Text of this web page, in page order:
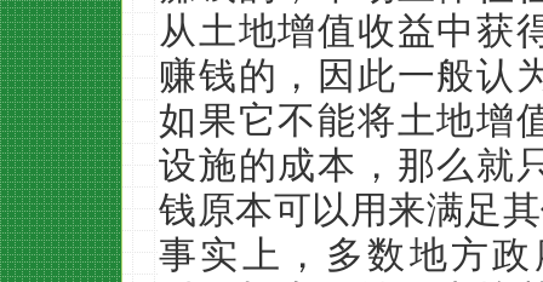
从土地增值收益中获
赚钱的，因此一般认
如果它不能将土地增
设施的成本，那么就
钱原本可以用来满足
事实上，多数地方